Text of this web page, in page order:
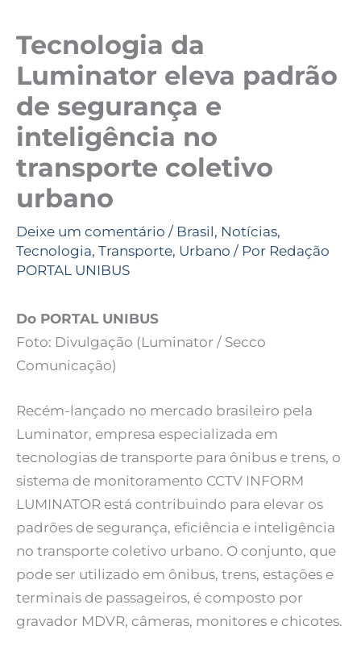
Tecnologia da
Luminator eleva padrão
de segurança e
inteligência no
transporte coletivo
urbano
Deixe um comentário / Brasil, Notícias,
Tecnologia, Transporte, Urbano / Por Redação
PORTAL UNIBUS
Do PORTAL UNIBUS
Foto: Divulgação (Luminator / Secco
Comunicação)
Recém-lançado no mercado brasileiro pela
Luminator, empresa especializada em
tecnologias de transporte para ônibus e trens, o
sistema de monitoramento CCTV INFORM
LUMINATOR está contribuindo para elevar os
padrões de segurança, eficiência e inteligência
no transporte coletivo urbano. O conjunto, que
pode ser utilizado em ônibus, trens, estações e
terminais de passageiros, é composto por
gravador MDVR, câmeras, monitores e chicotes.